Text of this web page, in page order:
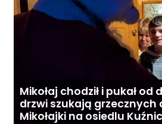
Mikołaj chodził i pukał od
drzwi szukają grzecznych
Mikołajki na osiedlu